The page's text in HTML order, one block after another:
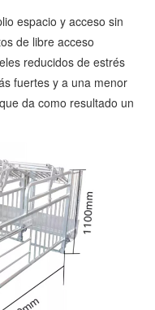
espacio y acceso sin
de libre acceso
reducidos de estrés
fuertes y a una menor
da como resultado un